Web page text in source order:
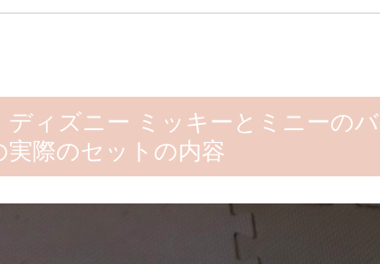
ディズニー ミッキーとミニーのバ
際のセットの内容